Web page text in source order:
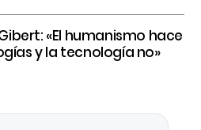
«El humanismo hace
y la tecnología no»